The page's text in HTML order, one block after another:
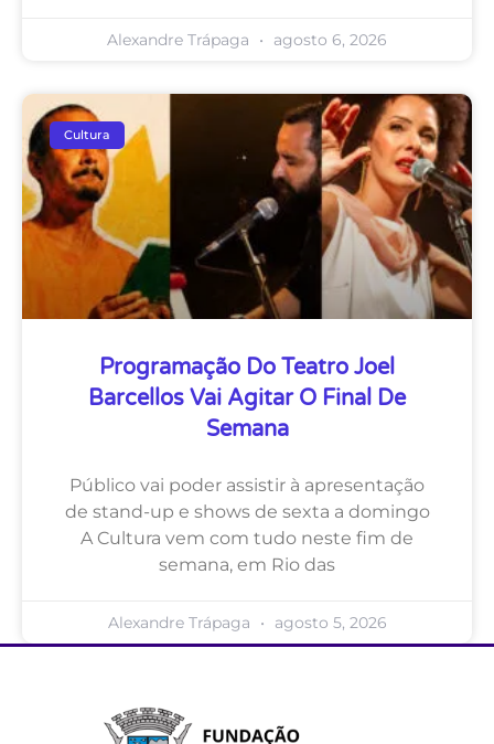
Alexandre Trápaga agosto 6, 2026
Cultura
Programação Do Teatro Joel
Barcellos Vai Agitar O Final De
Semana
Público vai poder assistir à apresentação
de stand-up e shows de sexta a domingo
A Cultura vem com tudo neste fim de
semana, em Rio das
Alexandre Trápaga agosto 5, 2026